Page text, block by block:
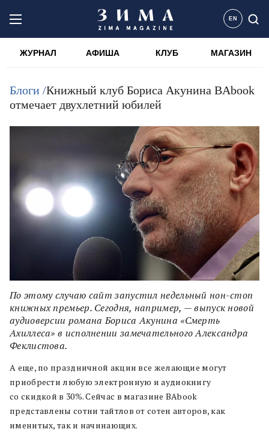
EN
ЖУРНАЛ АФИША КЛУБ МАГАЗИН
Блоги /Книжный клуб Бориса Акунина BAbook
отмечает двухлетний юбилей
По этому случаю сайт запустил недельный нон-стоп
книжных премьер. Сегодня, например, — выпуск новой
аудиоверсии романа Бориса Акунина «Смерть
Ахиллеса» в исполнении замечательного Александра
Феклистова.
А еще, по праздничной акции все желающие могут
приобрести любую электронную и аудиокнигу
со скидкой в 30%. Сейчас в магазине BAbook
представлены сотни тайтлов от сотен авторов, как
именитых, так и начинающих.